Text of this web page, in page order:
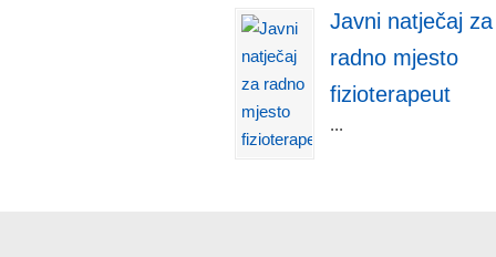
Javni natječaj za
radno mjesto
fizioterapeut
...